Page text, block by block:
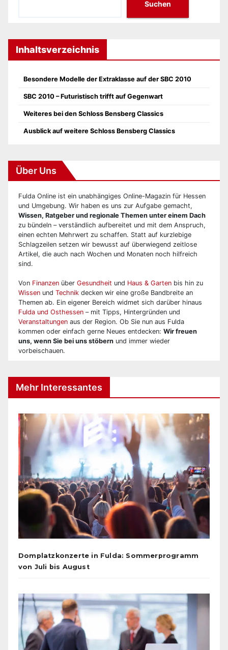
Suchen
Inhaltsverzeichnis
Besondere Modelle der Extraklasse auf der SBC 2010
SBC 2010 – Futuristisch trifft auf Gegenwart
Weiteres bei den Schloss Bensberg Classics
Ausblick auf weitere Schloss Bensberg Classics
Über Uns
Fulda Online ist ein unabhängiges Online-Magazin für Hessen
und Umgebung. Wir haben es uns zur Aufgabe gemacht,
Wissen, Ratgeber und regionale Themen unter einem Dach
zu bündeln – verständlich aufbereitet und mit dem Anspruch,
einen echten Mehrwert zu schaffen. Statt auf kurzlebige
Schlagzeilen setzen wir bewusst auf überwiegend zeitlose
Artikel, die auch nach Wochen und Monaten noch hilfreich
sind.
Von Finanzen über Gesundheit und Haus & Garten bis hin zu
Wissen und Technik decken wir eine große Bandbreite an
Themen ab. Ein eigener Bereich widmet sich darüber hinaus
Fulda und Osthessen – mit Tipps, Hintergründen und
Veranstaltungen aus der Region. Ob Sie nun aus Fulda
kommen oder einfach gerne Neues entdecken: Wir freuen
uns, wenn Sie bei uns stöbern und immer wieder
vorbeischauen.
Mehr Interessantes
Domplatzkonzerte in Fulda: Sommerprogramm
von Juli bis August